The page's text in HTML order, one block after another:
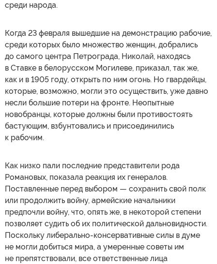
среди народа.
Когда 23 февраля вышедшие на демонстрацию рабочие,
среди которых было множество женщин, добрались
до самого центра Петрограда, Николай, находясь
в Ставке в белорусском Могилеве, приказал, так же,
как и в 1905 году, открыть по ним огонь. Но гвардейцы,
которые, возможно, могли это осуществить, уже давно
несли большие потери на фронте. Неопытные
новобранцы, которые должны были противостоять
бастующим, взбунтовались и присоединились
к рабочим.
Как низко пали последние представители рода
Романовых, показала реакция их генералов.
Поставленные перед выбором — сохранить свой полк
или продолжить войну, армейские начальники
предпочли войну, что, опять же, в некоторой степени
позволяет судить об их политической дальновидности.
Поскольку либерально-консервативные силы в думе
не могли добиться мира, а умеренные советы им
не препятствовали, все ответственные лица